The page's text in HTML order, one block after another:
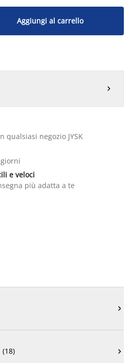
Aggiungi al carrello

qualsiasi negozio JYSK
e veloci
più adatta a te

(18) 